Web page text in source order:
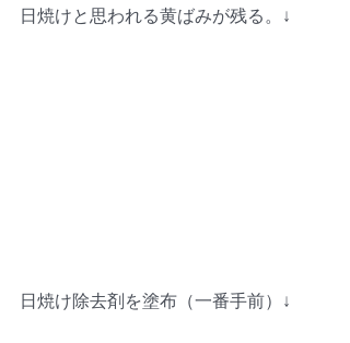
日焼けと思われる黄ばみが残る。↓
日焼け除去剤を塗布（一番手前）↓